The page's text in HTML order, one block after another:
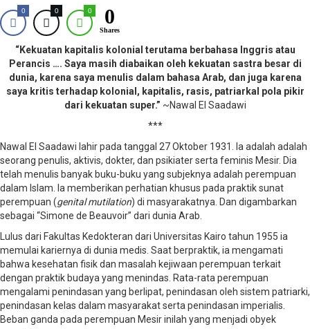
0 0 0 0
Shares
“Kekuatan kapitalis kolonial terutama berbahasa Inggris atau
Perancis …. Saya masih diabaikan oleh kekuatan sastra besar di
dunia, karena saya menulis dalam bahasa Arab, dan juga karena
saya kritis terhadap kolonial, kapitalis, rasis, patriarkal pola pikir
dari kekuatan super.” ~Nawal El Saadawi
***
Nawal El Saadawi lahir pada tanggal 27 Oktober 1931. Ia adalah adalah
seorang penulis, aktivis, dokter, dan psikiater serta feminis Mesir. Dia
telah menulis banyak buku-buku yang subjeknya adalah perempuan
dalam Islam. Ia memberikan perhatian khusus pada praktik sunat
perempuan (genital mutilation) di masyarakatnya. Dan digambarkan
sebagai “Simone de Beauvoir” dari dunia Arab.
Lulus dari Fakultas Kedokteran dari Universitas Kairo tahun 1955 ia
memulai kariernya di dunia medis. Saat berpraktik, ia mengamati
bahwa kesehatan fisik dan masalah kejiwaan perempuan terkait
dengan praktik budaya yang menindas. Rata-rata perempuan
mengalami penindasan yang berlipat, penindasan oleh sistem patriarki,
penindasan kelas dalam masyarakat serta penindasan imperialis.
Beban ganda pada perempuan Mesir inilah yang menjadi obyek